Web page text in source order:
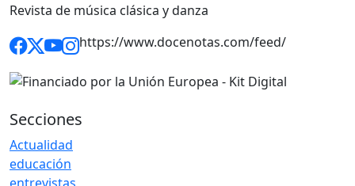
Revista de música clásica y danza
https://www.docenotas.com/feed/
Secciones
Actualidad
educación